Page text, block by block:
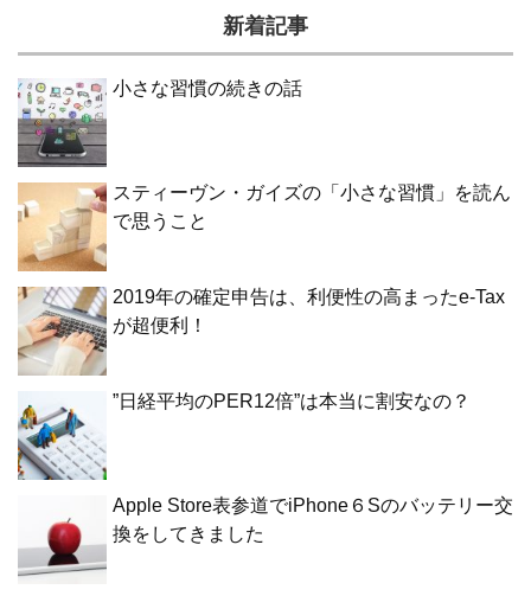
新着記事
小さな習慣の続きの話
スティーヴン・ガイズの「小さな習慣」を読ん
で思うこと
2019年の確定申告は、利便性の高まったe-Tax
が超便利！
”日経平均のPER12倍”は本当に割安なの？
Apple Store表参道でiPhone６Sのバッテリー交
換をしてきました